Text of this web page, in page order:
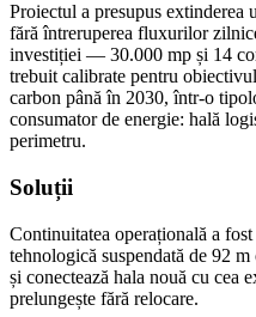
Proiectul a presupus
fără întreruperea fluxurilor
investiției — 30.000 mp și 14
trebuit calibrate pentru
carbon până în 2030, într-o
consumator de energie: hală
perimetru.
Soluții
Continuitatea operațională a
tehnologică suspendată de 92
și conectează hala nouă cu cea
prelungește fără relocare.